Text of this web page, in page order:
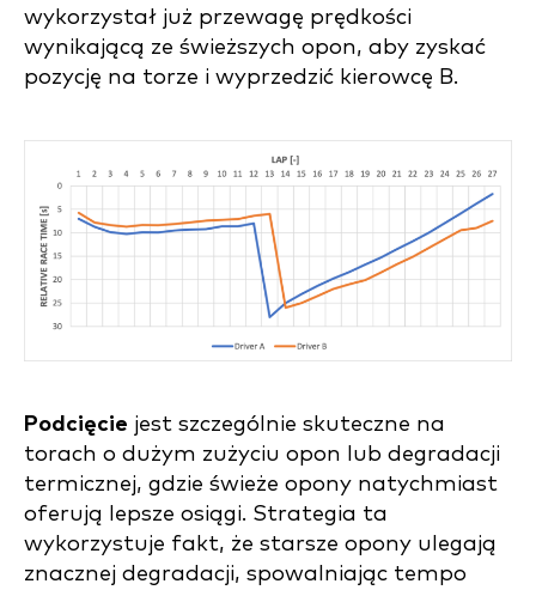
wykorzystał już przewagę prędkości
wynikającą ze świeższych opon, aby zyskać
pozycję na torze i wyprzedzić kierowcę B.
Podcięcie jest szczególnie skuteczne na
torach o dużym zużyciu opon lub degradacji
termicznej, gdzie świeże opony natychmiast
oferują lepsze osiągi. Strategia ta
wykorzystuje fakt, że starsze opony ulegają
znacznej degradacji, spowalniając tempo